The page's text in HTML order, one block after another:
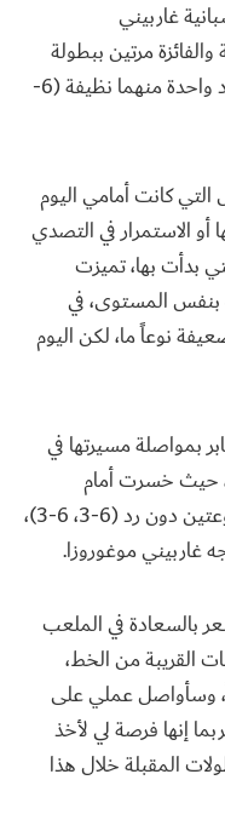
غاربيني
مرتين ببطولة
“جراند سلام”، بواقع مجموعتين دون رد واحدة منهما نظيفة (6-
كانت أمامي اليوم
أو الاستمرار في التصدي
بدأت بها، تميزت
بنفس المستوى، في
نوعاً ما، لكن اليوم
بمواصلة مسيرتها في
حيث خسرت أمام
السويسرية جيل تايشمان مقابل مجموعتين دون رد (6-3، 6-3)،
غاربيني موغوروزا.
بالسعادة في الملعب
القريبة من الخط،
وسأواصل عملي على
إنها فرصة لي لأخذ
المقبلة خلال هذا